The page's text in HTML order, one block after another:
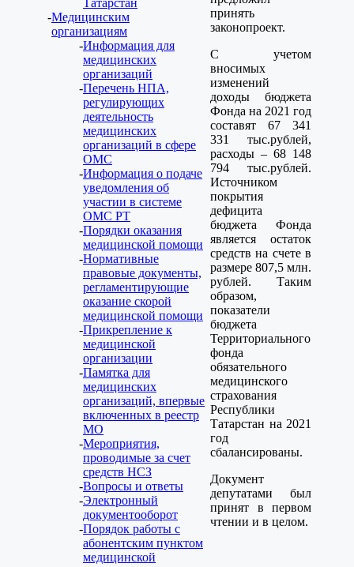
Татарстан
Медицинским
организациям
Информация для
медицинских
организаций
Перечень НПА,
регулирующих
деятельность
медицинских
организаций в сфере
ОМС
Информация о подаче
уведомления об
участии в системе
ОМС РТ
Порядки оказания
медицинской помощи
Нормативные
правовые документы,
регламентирующие
оказание скорой
медицинской помощи
Прикрепление к
медицинской
организации
Памятка для
медицинских
организаций, впервые
включенных в реестр
МО
Мероприятия,
проводимые за счет
средств НСЗ
Вопросы и ответы
Электронный
документооборот
Порядок работы с
абонентским пунктом
медицинской
принять
законопроект.
С учетом
вносимых
изменений
доходы бюджета
Фонда на 2021 год
составят 67 341
331 тыс.рублей,
расходы – 68 148
794 тыс.рублей.
Источником
покрытия
дефицита
бюджета Фонда
является остаток
средств на счете в
размере 807,5 млн.
рублей. Таким
образом,
показатели
бюджета
Территориального
фонда
обязательного
медицинского
страхования
Республики
Татарстан на 2021
год
сбалансированы.
Документ
депутатами был
принят в первом
чтении и в целом.